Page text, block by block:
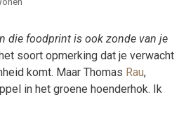
die foodprint is ook zonde van je
soort opmerking dat je verwacht
komt. Maar Thomas Rau,
in het groene hoenderhok. Ik